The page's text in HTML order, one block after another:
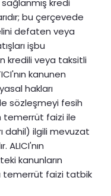
kredi
bu çerçevede
defaten veya
işbu
kredili veya taksitli
kanunen
hakları
sözleşmeyi fesih
temerrüt faizi ile
dahil) ilgili mevuzat
ALICI'nın
kanunların
temerrüt faizi tatbik